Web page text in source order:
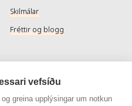
Skilmálar
Fréttir og blogg
Samfélagsmiðlar
Instagram
vefsíðu
greina upplýsingar um notkun